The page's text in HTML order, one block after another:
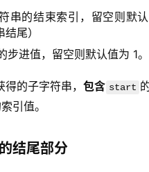
串的结束索引，留空则默
尾）
步进值，留空则默认值为 1。
的子字符串， 包含 start
引值。
结尾部分